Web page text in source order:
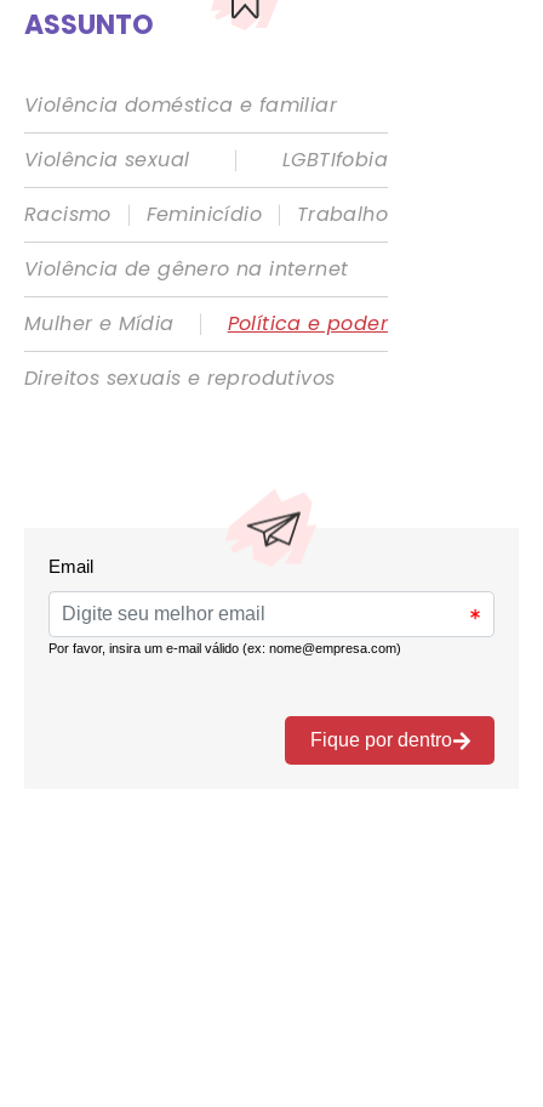
ASSUNTO
Violência doméstica e familiar
Violência sexual
|
LGBTIfobia
Racismo
| Feminicídio |
Trabalho
Violência de gênero na internet
Mulher e Mídia
|
Política e poder
Direitos sexuais e reprodutivos